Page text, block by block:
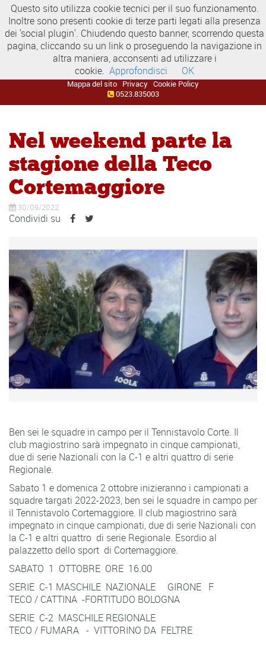
Mappa del sito Privacy Cookie Policy
0523.835003
Nel weekend parte la
stagione della Teco
Cortemaggiore
30/09/2022
Condividi su
Ben sei le squadre in campo per il Tennistavolo Corte. Il
club magiostrino sarà impegnato in cinque campionati,
due di serie Nazionali con la C-1 e altri quattro di serie
Regionale.
Sabato 1 e domenica 2 ottobre inizieranno i campionati a
squadre targati 2022-2023, ben sei le squadre in campo per
il Tennistavolo Cortemaggiore. Il club magiostrino sarà
impegnato in cinque campionati, due di serie Nazionali con
la C-1 e altri quattro di serie Regionale. Esordio al
palazzetto dello sport di Cortemaggiore.
SABATO 1 OTTOBRE ORE 16.00
SERIE C-1 MASCHILE NAZIONALE GIRONE F
TECO / CATTINA -FORTITUDO BOLOGNA
SERIE C-2 MASCHILE REGIONALE
TECO / FUMARA - VITTORINO DA FELTRE
Questo sito utilizza cookie tecnici per il suo funzionamento.
Inoltre sono presenti cookie di terze parti legati alla presenza
dei 'social plugin'. Chiudendo questo banner, scorrendo questa
pagina, cliccando su un link o proseguendo la navigazione in
altra maniera, acconsenti ad utilizzare i
cookie. Approfondisci OK